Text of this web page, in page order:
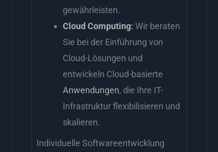
gewährleisten.
Cloud Computing: Wir beraten
Sie bei der Einführung von
Cloud-Lösungen und
entwickeln Cloud-basierte
Anwendungen, die Ihre IT-
Infrastruktur flexibilisieren und
skalieren.
Individuelle Softwareentwicklung